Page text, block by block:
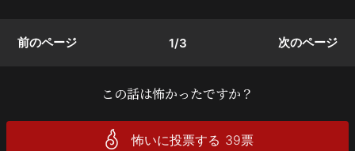
前のページ 次のページ
1/3
この話は怖かったですか？
怖いに投票する 39票